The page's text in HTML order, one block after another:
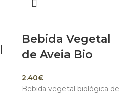
Bebida Vegetal
de Aveia Bio
2.40€
Bebida vegetal biológica de